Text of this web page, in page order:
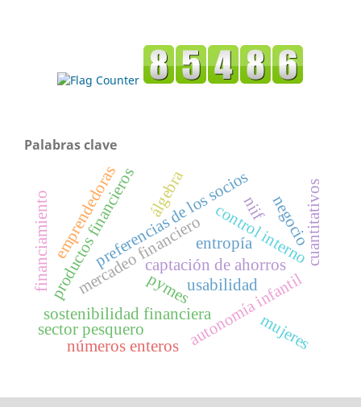
Palabras clave
captación de ahorros
mercadeo financiero
preferencias de los socios
productos financieros
autonomía infantil
control interno
sostenibilidad financiera
pymes
sector pesquero
entropía
usabilidad
números enteros
emprendedoras negocio
financiamiento
mujeres
niif cuantitativos
álgebra